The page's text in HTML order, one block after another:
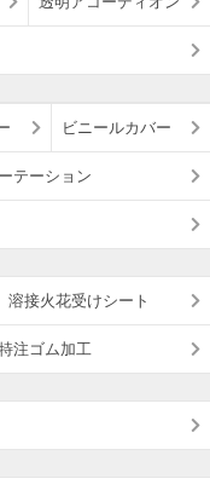
ビニールカバー
テーション
溶接火花受けシート
注ゴム加工